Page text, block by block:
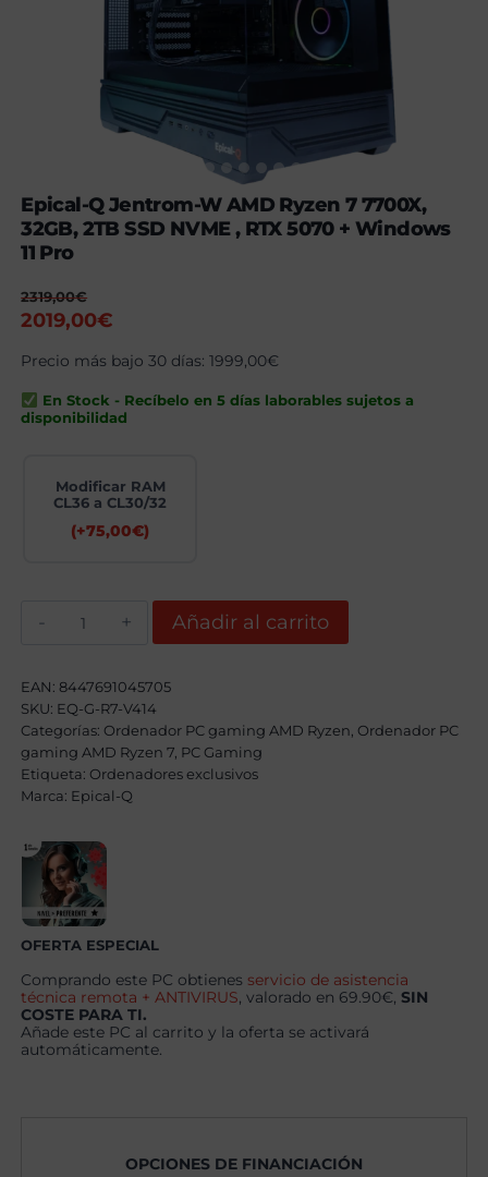
Epical-Q Jentrom-W AMD Ryzen 7 7700X,
32GB, 2TB SSD NVME , RTX 5070 + Windows
11 Pro
2319,00€
El
original
era:
2319,00€.
2019,00€
actual
es:
2019,00€.
Precio más bajo 30 días:1999,00€
En Stock - Recíbelo en 5 días laborables sujetos a
disponibilidad
Modificar RAM
CL36 a CL30/32
(+75,00€)
AMD
Ryzen
7
7700X,
32GB,
2TB
SSD
NVME
5070
+
Windows
11
Pro
cantidad
Añadir al carrito
EAN:8447691045705
SKU: EQ-G-R7-V414
Categorías: Ordenador PC gaming AMD Ryzen Ordenador PC
gaming AMD Ryzen 7 PC Gaming
Etiqueta: Ordenadores exclusivos
Marca: Epical-Q
OFERTA ESPECIAL
Comprando este PC obtienes servicio de asistencia
técnica remota + ANTIVIRUS , valorado en 69.90€,SIN
COSTE PARA TI.
Añade este PC al carrito y la oferta se activará
automáticamente.
OPCIONES DE FINANCIACIÓN